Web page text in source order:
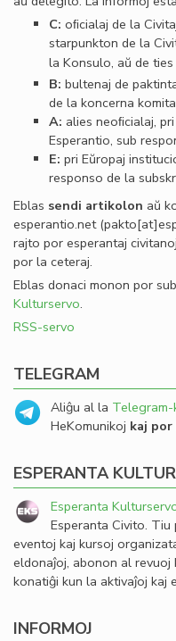
C: oﬁcialaj de la
starpunkton de la
la Konsulo, aŭ de
B: bultenaj de
de la koncerna
A: alies neoﬁcialaj,
Esperantio, sub
E: pri Eŭropaj
responso de la
Eblas sendi artikolon aŭ
esperantio.net
rajto por esperantaj
por la ceteraj.
Eblas donaci monon por
Kulturservo.
RSS-servo
TELEGRAM
Aliĝu al la
HeKomunikoj kaj
ESPERANTA
Esperanta
Esperanta Civito.
eventoj kaj kursoj
eldonaĵoj, abonon al
konatiĝi kun la aktivaĵoj kaj
INFORMOJ